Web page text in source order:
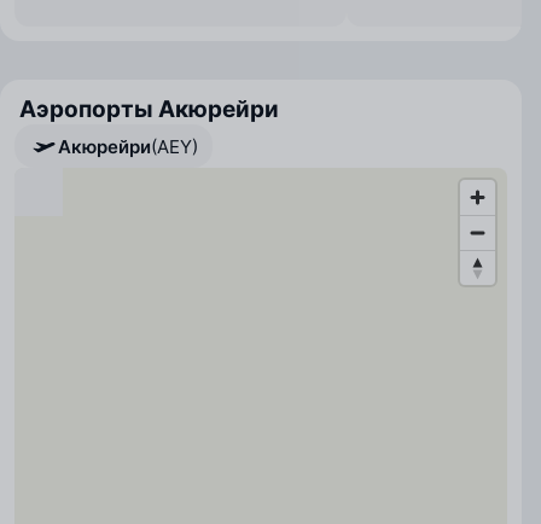
Аэропорты Акюрейри
Акюрейри(AEY)